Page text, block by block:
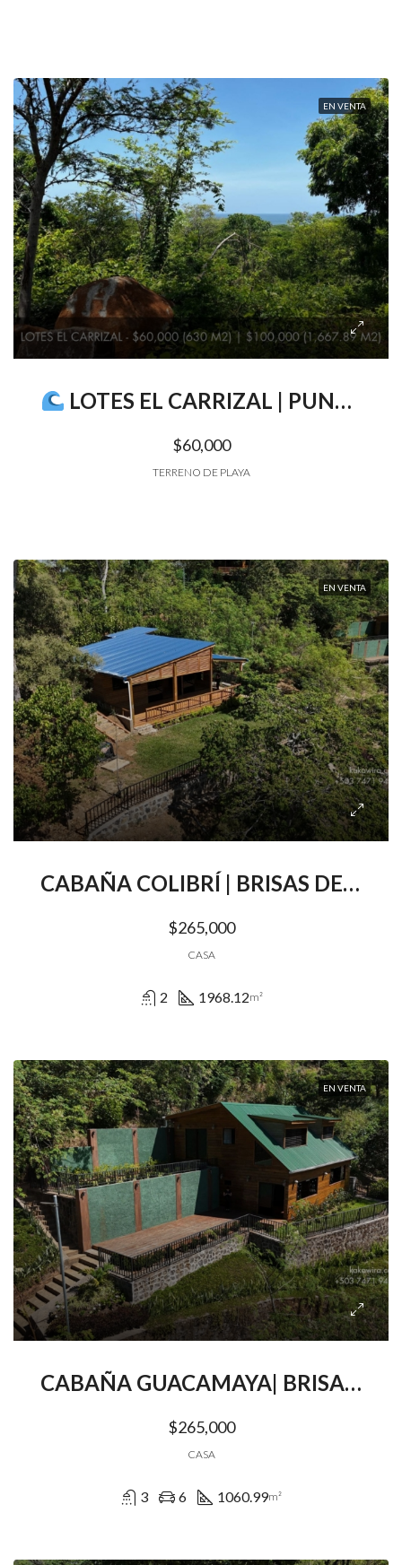
EN VENTA
LOTES EL CARRIZAL | PUNTA MANGO | SURF CITY II
$60,000
TERRENO DE PLAYA
EN VENTA
CABAÑA COLIBRÍ | BRISAS DE EL TIGRE | SANTIAGO DE MARIA | USULUTAN
$265,000
CASA
2 1968.12m²
EN VENTA
CABAÑA GUACAMAYA| BRISAS DE EL TIGRE | SANTIAGO DE MARIA | USULUTAN
$265,000
CASA
3 6 1060.99m²